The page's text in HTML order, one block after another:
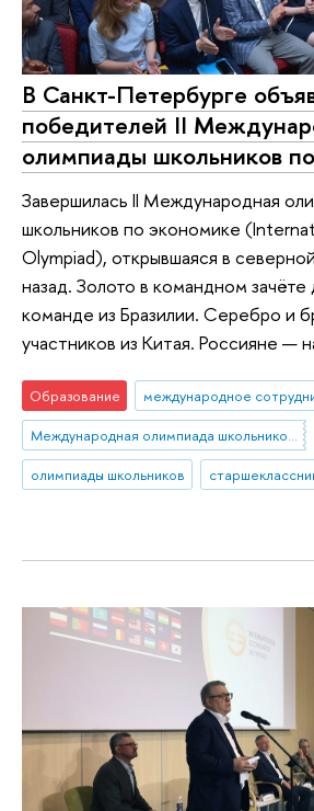
В Санкт-Петербурге
победителей II
олимпиады школьников
Завершилась II Международная
школьников по экономике
Olympiad), открывшаяся в
назад. Золото в командном зачёте
команде из Бразилии. Серебро и
участников из Китая. Россияне —
Образование
международное
Международная олимпиада школьников по экономике
олимпиады школьников